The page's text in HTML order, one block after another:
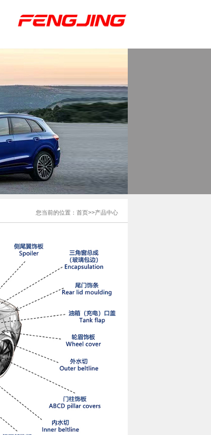
您当前的位置： 首页 >产品中心